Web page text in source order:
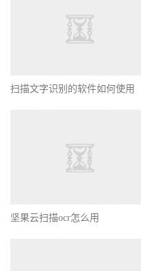
扫描文字识别的软件如何使用
坚果云扫描ocr怎么用